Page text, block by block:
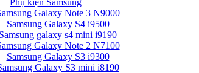
cấp Baseus Folio siêu...
Phụ kiện Samsung
Galaxy Note 3 N9000
Samsung Galaxy S4 i9500
Samsung galaxy s4 mini i9190
Galaxy Note 2 N7100
Samsung Galaxy S3 i9300
Galaxy S3 mini i8190